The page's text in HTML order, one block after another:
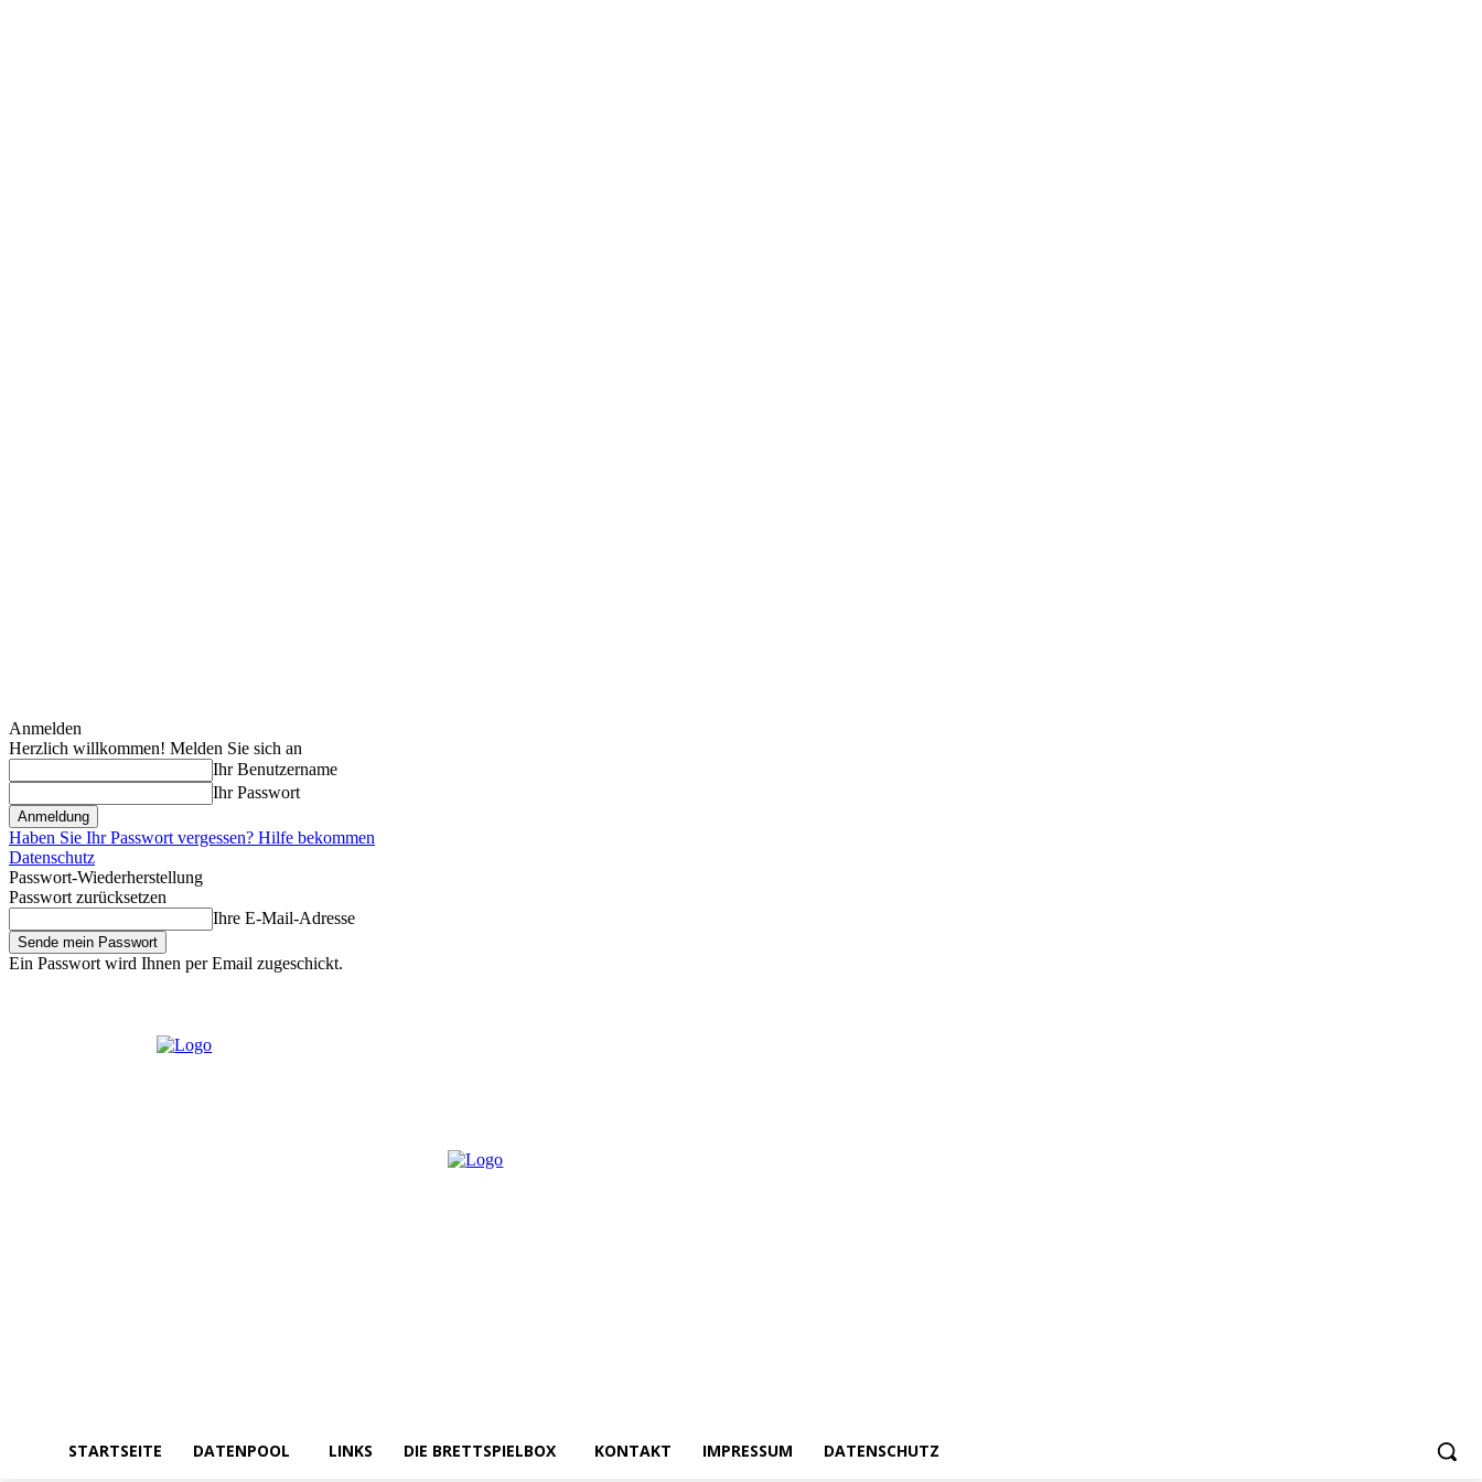
Anmelden
Herzlich willkommen! Melden Sie sich an
Ihr Benutzername
Ihr Passwort
Haben Sie Ihr Passwort vergessen? Hilfe bekommen
Datenschutz
Passwort-Wiederherstellung
Passwort zurücksetzen
Ihre E-Mail-Adresse
Ein Passwort wird Ihnen per Email zugeschickt.
STARTSEITE DATENPOOL LINKS DIE BRETTSPIELBOX KONTAKT IMPRESSUM DATENSCHUTZ